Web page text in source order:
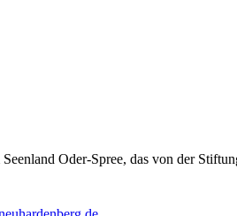
Oder-Spree, das von der